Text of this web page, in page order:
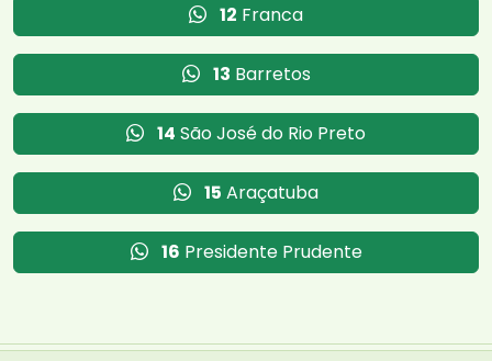
12 Franca
13 Barretos
14 São José do Rio Preto
15 Araçatuba
16 Presidente Prudente